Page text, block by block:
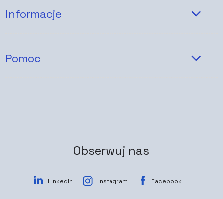
Informacje
Pomoc
Obserwuj nas
LinkedIn Instagram Facebook